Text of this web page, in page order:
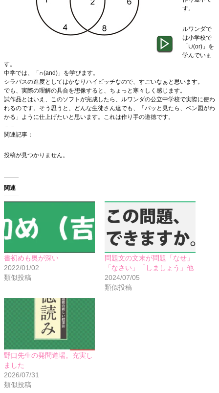
す。
ルワンダで
は小学校で
「∪(or)」を
学んでいま
す。
中学では、「∩(and)」を学びます。
シラバスの進度としてはかなりハイピッチなので、すごいなぁと思います。
でも、実際の理解の具合を想像すると、ちょっと寒々しく感じます。
試作品とはいえ、このソフトが完成したら、ルワンダの公立中学校で実際に使わ
れるのです。そう思うと、どんな生徒さん達でも、「パッと見たら、ベン図がわ
かる」ように仕上げたいと思います。これは作り手の道徳です。
－－
関連記事：
投稿が見つかりません。
関連
書初めも奥が深い
2022/01/02
類似投稿
問題文の文末が問題「なせ」
「なさい」「しましょう」他
2024/07/05
類似投稿
野口先生の発問道場。充実し
ました
2026/07/31
類似投稿